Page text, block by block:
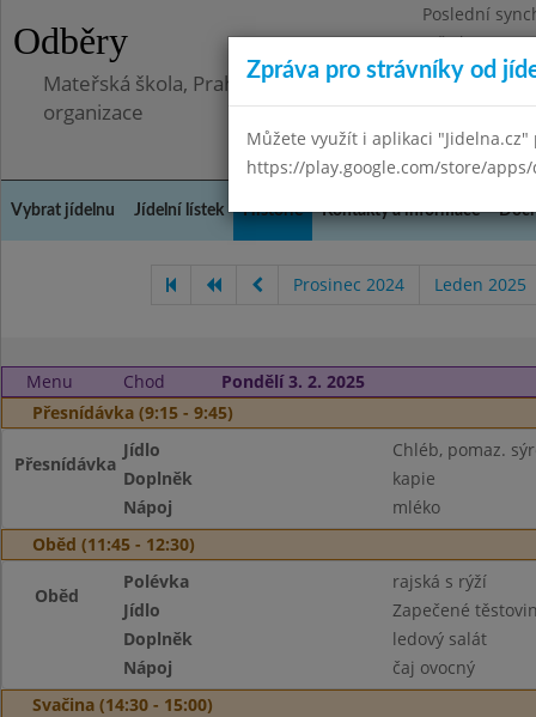
Odběry
Poslední
Středa
Mateřská škola, Praha 5 - Barrandov, Lohniského
organizace
Vybrat jídelnu Jídelní lístek Historie Kontakty a informace
Prosinec 2024 Leden 2025
Menu Chod
Pondělí 3. 2. 2025
Přesnídávka (9:15 - 9:45)
Přesnídávka
Jídlo
Chléb, pomaz.
Doplněk
kapie
Nápoj
mléko
Oběd (11:45 - 12:30)
Oběd
Polévka
rajská s rýží
Jídlo
Zapečené
Doplněk
ledový salát
Nápoj
čaj ovocný
Svačina (14:30 - 15:00)
Zpráva pro strávníky od
Můžete využít i aplikaci
https://play.google.com/store/